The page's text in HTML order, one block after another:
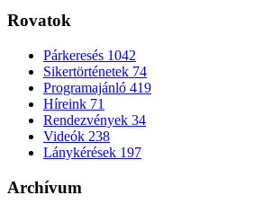
Rovatok
Párkeresés 1042
Sikertörténetek 74
Programajánló 419
Híreink 71
Rendezvények 34
Videók 238
Lánykérések 197
Archívum